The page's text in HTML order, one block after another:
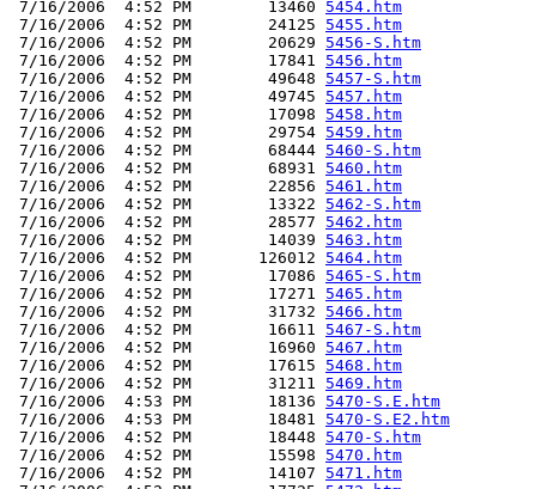
7/16/2006  4:52 PM        13460 5454.htm
7/16/2006  4:52 PM        24125 5455.htm
7/16/2006  4:52 PM        20629 5456-S.htm
7/16/2006  4:52 PM        17841 5456.htm
7/16/2006  4:52 PM        49648 5457-S.htm
7/16/2006  4:52 PM        49745 5457.htm
7/16/2006  4:52 PM        17098 5458.htm
7/16/2006  4:52 PM        29754 5459.htm
7/16/2006  4:52 PM        68444 5460-S.htm
7/16/2006  4:52 PM        68931 5460.htm
7/16/2006  4:52 PM        22856 5461.htm
7/16/2006  4:52 PM        13322 5462-S.htm
7/16/2006  4:52 PM        28577 5462.htm
7/16/2006  4:52 PM        14039 5463.htm
7/16/2006  4:52 PM       126012 5464.htm
7/16/2006  4:52 PM        17086 5465-S.htm
7/16/2006  4:52 PM        17271 5465.htm
7/16/2006  4:52 PM        31732 5466.htm
7/16/2006  4:52 PM        16611 5467-S.htm
7/16/2006  4:52 PM        16960 5467.htm
7/16/2006  4:52 PM        17615 5468.htm
7/16/2006  4:52 PM        31211 5469.htm
7/16/2006  4:53 PM        18136 5470-S.E.htm
7/16/2006  4:53 PM        18481 5470-S.E2.htm
7/16/2006  4:52 PM        18448 5470-S.htm
7/16/2006  4:52 PM        15598 5470.htm
7/16/2006  4:52 PM        14107 5471.htm